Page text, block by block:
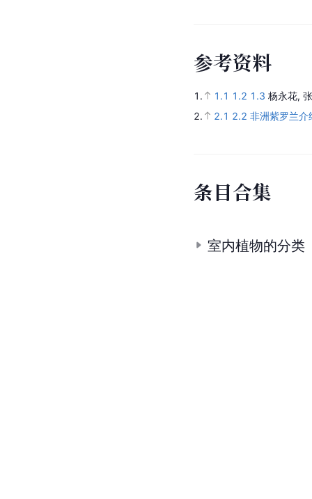
参考资料
1. 1.1 1.2 1.3 杨永花,
2.
2.1 2.2 非洲紫罗兰介
条目合集
室内植物的分类